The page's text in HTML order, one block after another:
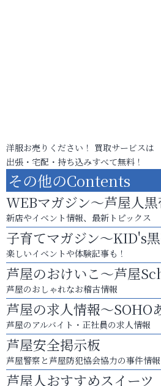
洋服お売りください！ 買取サービスは
出張・宅配・持ち込みすべて無料！
その他のContents
WEBマガジン～芦屋人
新店やイベント情報、最新トピックス
子育てマガジン～KID's
楽しいイベントや体験記事も！
芦屋のおけいこ～芦屋
芦屋のおしゃれなお稽古情報
芦屋の求人情報～SOHO
芦屋のアルバイト・正社員の求人情報
芦屋安全掲示板
芦屋警察と芦屋防犯協会協力の事件情報
芦屋人おすすめスイーツ